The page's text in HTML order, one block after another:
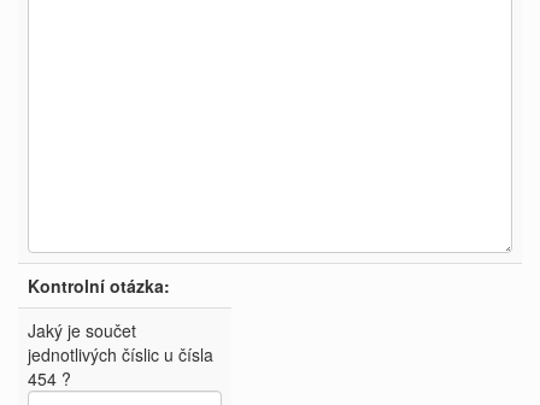
Kontrolní otázka:
Jaký je součet
jednotlivých číslic u čísla
454 ?